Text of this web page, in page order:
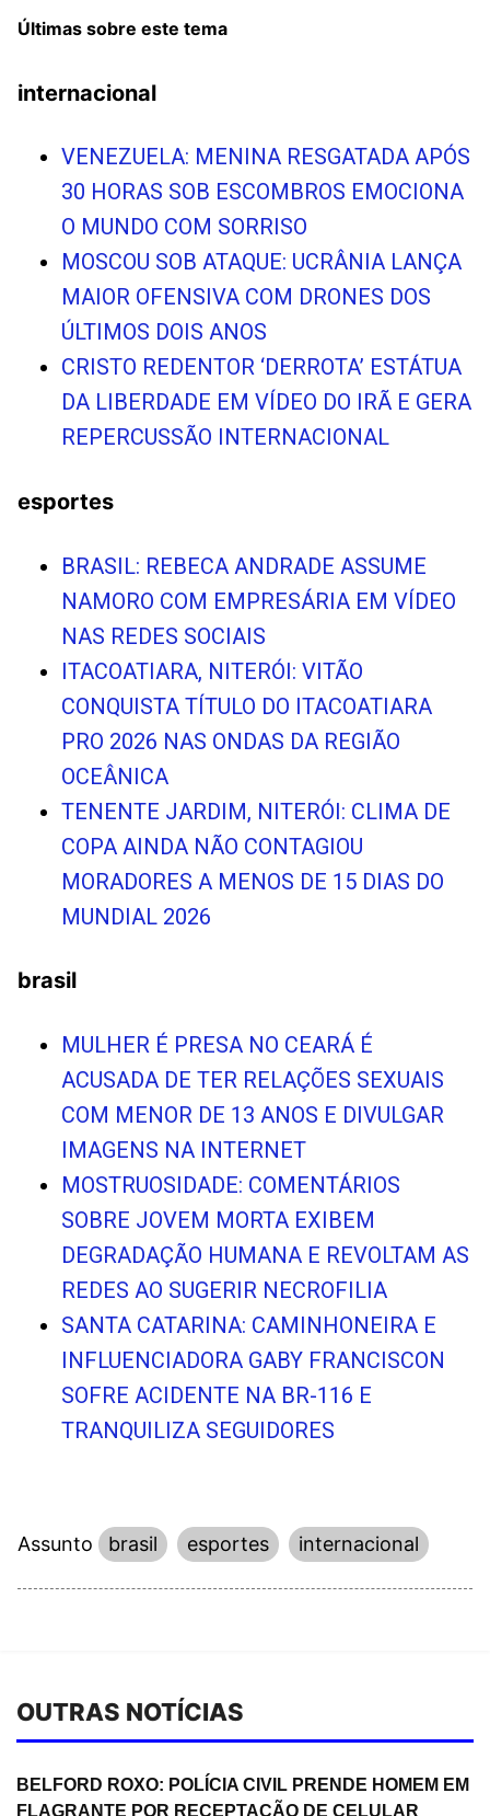
Últimas sobre este tema
internacional
VENEZUELA: MENINA RESGATADA APÓS
30 HORAS SOB ESCOMBROS EMOCIONA
O MUNDO COM SORRISO
MOSCOU SOB ATAQUE: UCRÂNIA LANÇA
MAIOR OFENSIVA COM DRONES DOS
ÚLTIMOS DOIS ANOS
CRISTO REDENTOR ‘DERROTA’ ESTÁTUA
DA LIBERDADE EM VÍDEO DO IRÃ E GERA
REPERCUSSÃO INTERNACIONAL
esportes
BRASIL: REBECA ANDRADE ASSUME
NAMORO COM EMPRESÁRIA EM VÍDEO
NAS REDES SOCIAIS
ITACOATIARA, NITERÓI: VITÃO
CONQUISTA TÍTULO DO ITACOATIARA
PRO 2026 NAS ONDAS DA REGIÃO
OCEÂNICA
TENENTE JARDIM, NITERÓI: CLIMA DE
COPA AINDA NÃO CONTAGIOU
MORADORES A MENOS DE 15 DIAS DO
MUNDIAL 2026
brasil
MULHER É PRESA NO CEARÁ É
ACUSADA DE TER RELAÇÕES SEXUAIS
COM MENOR DE 13 ANOS E DIVULGAR
IMAGENS NA INTERNET
MOSTRUOSIDADE: COMENTÁRIOS
SOBRE JOVEM MORTA EXIBEM
DEGRADAÇÃO HUMANA E REVOLTAM AS
REDES AO SUGERIR NECROFILIA
SANTA CATARINA: CAMINHONEIRA E
INFLUENCIADORA GABY FRANCISCON
SOFRE ACIDENTE NA BR-116 E
TRANQUILIZA SEGUIDORES
Assunto brasil esportes internacional
OUTRAS NOTÍCIAS
BELFORD ROXO: POLÍCIA CIVIL PRENDE HOMEM EM
FLAGRANTE POR RECEPTAÇÃO DE CELULAR